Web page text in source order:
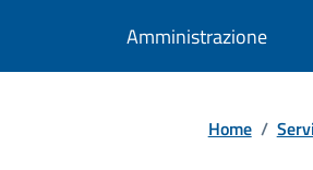
Amministrazione
Home /